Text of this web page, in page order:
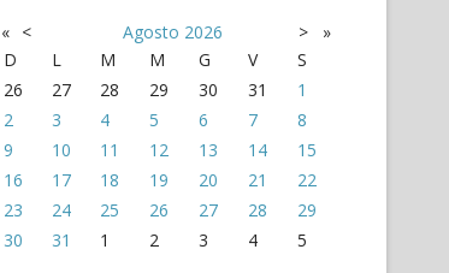
« < Agosto 2026 >
»
D
L M M G V
S
26
27 28 29 30 31
1
2
3 4 5 6 7
8
9
10 11 12 13 14
15
16
17 18 19 20 21
22
23
24 25 26 27 28
29
30
31 1 2 3 4 5